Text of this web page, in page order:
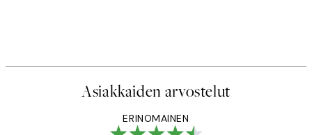
Asiakkaiden arvostelut
ERINOMAINEN